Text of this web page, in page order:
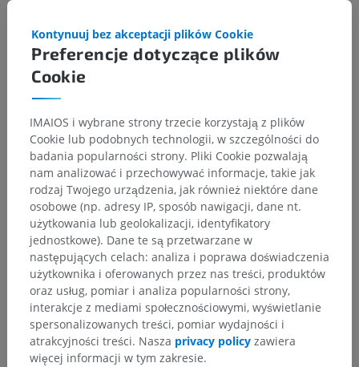
Preferencje dotyczące plików
Cookie
Kontynuuj bez akceptacji plików Cookie
IMAIOS i wybrane strony trzecie korzystają z plików
Cookie lub podobnych technologii, w szczególności do
badania popularności strony. Pliki Cookie pozwalają
nam analizować i przechowywać informacje, takie jak
rodzaj Twojego urządzenia, jak również niektóre dane
osobowe (np. adresy IP, sposób nawigacji, dane nt.
użytkowania lub geolokalizacji, identyfikatory
jednostkowe). Dane te są przetwarzane w
następujących celach: analiza i poprawa doświadczenia
użytkownika i oferowanych przez nas treści, produktów
oraz usług, pomiar i analiza popularności strony,
interakcje z mediami społecznościowymi, wyświetlanie
spersonalizowanych treści, pomiar wydajności i
atrakcyjności treści. Nasza privacy policy zawiera
więcej informacji w tym zakresie.